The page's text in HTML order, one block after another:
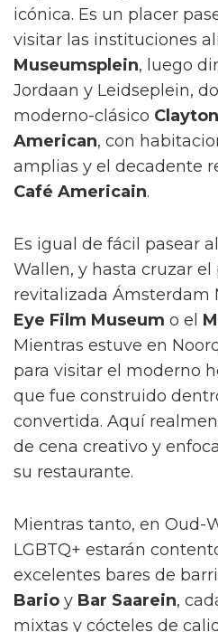
icónica. Es un placer
visitar las instituciones
Museumsplein, luego
Jordaan y Leidseplein,
moderno-clásico
American, con
amplias y el decadente
Café Americain.
Es igual de fácil pasear
Wallen, y hasta cruzar el
revitalizada Ámsterdam
Eye Film Museum o el
Mientras estuve en
para visitar el moderno
que fue construido
convertida. Aquí
de cena creativo y
su restaurante.
Mientras tanto, en Oud-
LGBTQ+ estarán
excelentes bares de
Bario y Bar Saarein,
mixtas y cócteles de